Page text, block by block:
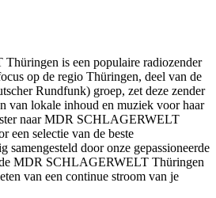
is een populaire radiozender
op de regio Thüringen, deel van de
Rundfunk) groep, zet deze zender
van lokale inhoud en muziek voor haar
naar MDR SCHLAGERWELT
een selectie van de beste
samengesteld door onze gepassioneerde
MDR SCHLAGERWELT Thüringen
van een continue stroom van je